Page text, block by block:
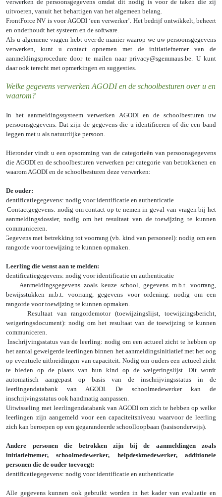
verwerken de persoonsgegevens omdat dit nodig is voor de taken die zij
uitvoeren, vanuit het behartigen van het algemeen belang.
FrontForce NV is voor AGODI ‘een verwerker’. Het bedrijf ontwikkelt, beheert
en onderhoudt het systeem en de software.
Als u algemene vragen hebt over de manier waarop we uw persoonsgegevens
verwerken, kunt u contact opnemen met de initiatiefnemer van de
aanmeldingsprocedure door te mailen naar privacy@sgemmaus.be. U kunt
daar ook terecht met opmerkingen en suggesties.
Welke gegevens verwerken AGODI en de schoolbesturen over u en
waarom?
In het aanmeldingssysteem verwerken AGODI en de schoolbesturen uw
persoonsgegevens. Dat zijn de gegevens die u identificeren of die een band
leggen met u als natuurlijke persoon.
Hieronder vindt u een opsomming van de categorieën van persoonsgegevens
die AGODI en de schoolbesturen verwerken per categorie van betrokkenen en
waarom AGODI en de schoolbesturen deze verwerken:
De ouder:
Identificatiegegevens: nodig voor identificatie en authenticatie
Contactgegevens: nodig om contact op te nemen in geval van vragen bij het
aanmeldingsdossier, nodig om het resultaat van de toewijzing te kunnen
communiceren.
Gegevens met betrekking tot voorrang (vb. kind van personeel): nodig om een
rangorde voor toewijzing te kunnen opmaken.
Leerling die wenst aan te melden:
Identificatiegegevens: nodig voor identificatie en authenticatie
Aanmeldingsgegevens zoals keuze school, gegevens m.b.t. voorrang,
bewijsstukken m.b.t. voorrang, gegevens voor ordening: nodig om een
rangorde voor toewijzing te kunnen opmaken.
Resultaat van rangordemotor (toewijzingslijst, toewijzingsbericht,
weigeringsdocument): nodig om het resultaat van de toewijzing te kunnen
communiceren.
Inschrijvingsstatus van de leerling: nodig om een actueel zicht te hebben op
het aantal geweigerde leerlingen binnen het aanmeldingsinitiatief met het oog
op eventuele uitbreidingen van capaciteit. Nodig om ouders een actueel zicht
te bieden op de plaats van hun kind op de weigeringslijst. Dit wordt
automatisch aangepast op basis van de inschrijvingsstatus in de
leerlingendatabank van AGODI. De schoolmedewerker kan de
inschrijvingsstatus ook handmatig aanpassen.
Uitwisseling met leerlingendatabank van AGODI om zich te hebben op welke
leerlingen zijn aangemeld voor een capaciteitsniveau waarvoor de leerling
zich kan beroepen op een gegarandeerde schoolloopbaan (basisonderwijs).
Andere personen die betrokken zijn bij de aanmeldingen zoals
initiatiefnemer, schoolmedewerker, helpdeskmedewerker, additionele
personen die de ouder toevoegt:
Identificatiegegevens: nodig voor identificatie en authenticatie
Alle gegevens kunnen ook gebruikt worden in het kader van evaluatie en